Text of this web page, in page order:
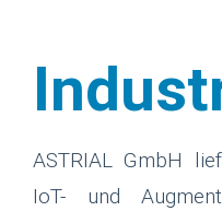
ASTRIAL GmbH
IoT- und